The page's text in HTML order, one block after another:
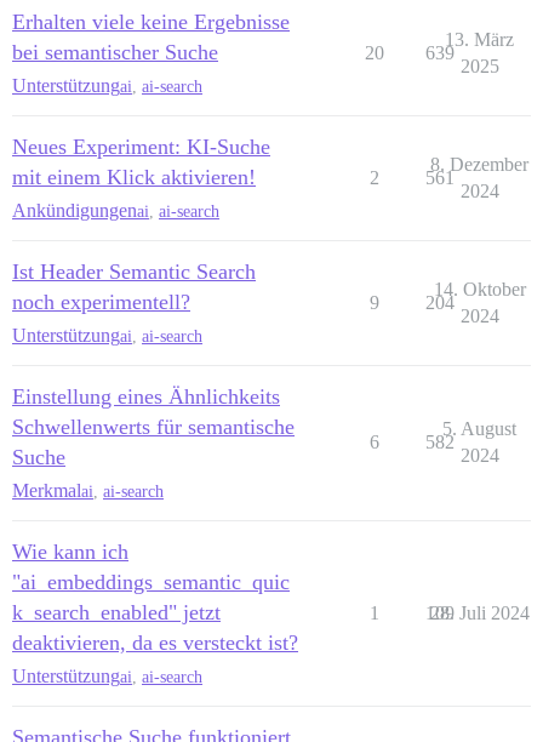
Erhalten viele keine Ergebnisse
bei semantischer Suche
Unterstützungai ai-search
20 639
13. März
2025
Neues Experiment: KI-Suche
mit einem Klick aktivieren!
Ankündigungenai ai-search
2 561
8. Dezember
2024
Ist Header Semantic Search
noch experimentell?
Unterstützungai ai-search
9 204
14. Oktober
2024
Einstellung eines Ähnlichkeits
Schwellenwerts für semantische
Suche
Merkmalai ai-search
6 582
5. August
2024
Wie kann ich
"ai_embeddings_semantic_quic
k_search_enabled" jetzt
deaktivieren, da es versteckt ist?
Unterstützungai ai-search
1 109
28. Juli 2024
Semantische Suche funktioniert